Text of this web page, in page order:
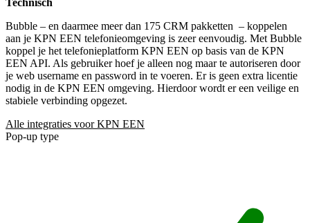
Bubble – en daarmee meer dan 175 CRM pakketten – koppelen
aan je KPN EEN telefonieomgeving is zeer eenvoudig. Met Bubble
koppel je het telefonieplatform KPN EEN op basis van de KPN
EEN API. Als gebruiker hoef je alleen nog maar te autoriseren door
je web username en password in te voeren. Er is geen extra licentie
nodig in de KPN EEN omgeving. Hierdoor wordt er een veilige en
stabiele verbinding opgezet.
Alle integraties voor KPN EEN
Pop-up type